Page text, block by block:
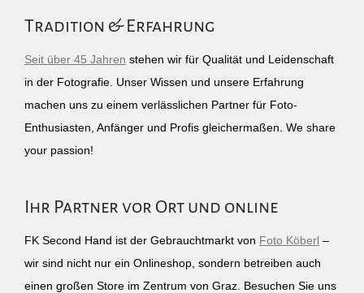
Tradition & Erfahrung
Seit über 45 Jahren stehen wir für Qualität und Leidenschaft
in der Fotografie. Unser Wissen und unsere Erfahrung
machen uns zu einem verlässlichen Partner für Foto-
Enthusiasten, Anfänger und Profis gleichermaßen. We share
your passion!
Ihr Partner vor Ort und online
FK Second Hand ist der Gebrauchtmarkt von Foto Köberl –
wir sind nicht nur ein Onlineshop, sondern betreiben auch
einen großen Store im Zentrum von Graz. Besuchen Sie uns